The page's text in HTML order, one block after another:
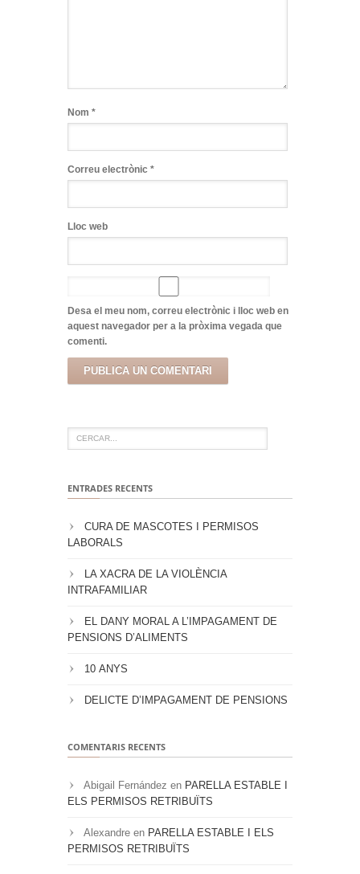
Nom *
Correu electrònic *
Lloc web
Desa el meu nom, correu electrònic i lloc web en
aquest navegador per a la pròxima vegada que
comenti.
ENTRADES RECENTS
CURA DE MASCOTES I PERMISOS
LABORALS
LA XACRA DE LA VIOLÈNCIA
INTRAFAMILIAR
EL DANY MORAL A L’IMPAGAMENT DE
PENSIONS D’ALIMENTS
10 ANYS
DELICTE D’IMPAGAMENT DE PENSIONS
COMENTARIS RECENTS
Abigail Fernández en PARELLA ESTABLE I
ELS PERMISOS RETRIBUÏTS
Alexandre en PARELLA ESTABLE I ELS
PERMISOS RETRIBUÏTS